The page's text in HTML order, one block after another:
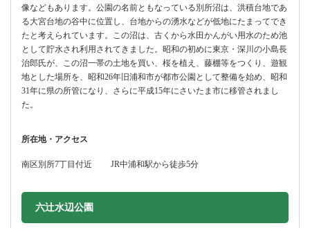
像などもあります。公園の名前ともなっている別所沼は、洪積台地であ
る大宮台地の谷中に位置し、台地からの湧水などが低地にたまってでき
たと考えられています。この沼は、古くから水田かんがい用水のため池
として貯水され利用されてきました。昭和の初めに東京・深川の小島長
治郎氏が、この沼一帯の土地を買い、桜を植え、藤棚等をつくり、遊観
地とした場所を、昭和26年旧浦和市が都市公園として整備を始め、昭和
31年に県の所管になり、さらに平成15年にさいたま市に移管されまし
た。
所在地・アクセス
南区別所7丁目付近 JR中浦和駅から徒歩5分
六辻水辺公園